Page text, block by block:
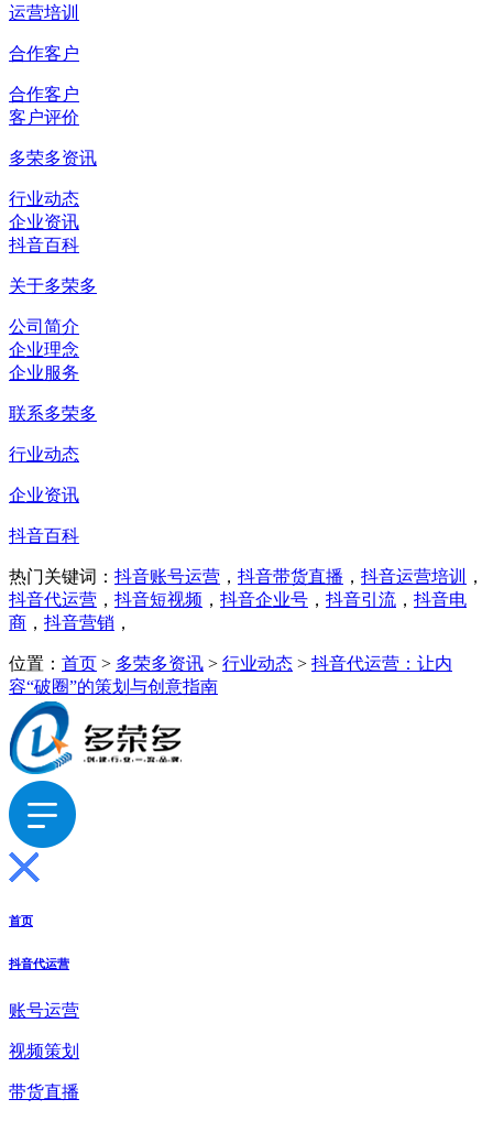
运营培训
合作客户
合作客户
客户评价
多荣多资讯
行业动态
企业资讯
抖音百科
关于多荣多
公司简介
企业理念
企业服务
联系多荣多
行业动态
企业资讯
抖音百科
热门关键词： 抖音账号运营 ， 抖音带货直播 ， 抖音运营培训
，
抖音代运营 ， 抖音短视频 ， 抖音企业号 ， 抖音引流 ， 抖音电
商 ， 抖音营销 ，
位置： 首页 > 多荣多资讯 > 行业动态 > 抖音代运营：让内
容“破圈”的策划与创意指南
首页
抖音代运营
账号运营
视频策划
带货直播